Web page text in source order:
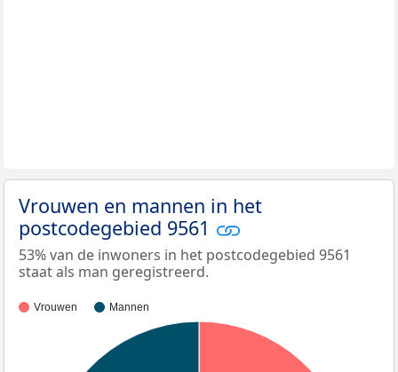
Vrouwen en mannen in het
postcodegebied 9561
53% van de inwoners in het postcodegebied 9561
staat als man geregistreerd.
Vrouwen Mannen